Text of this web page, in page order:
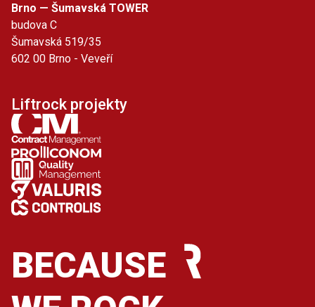
Brno — Šumavská TOWER
budova C
Šumavská 519/35
602 00 Brno - Veveří
Liftrock projekty
BECAUSE